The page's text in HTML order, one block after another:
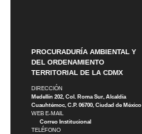
PROCURADURÍA AMBIENTAL Y
DEL ORDENAMIENTO
TERRITORIAL DE LA CDMX
DIRECCIÓN
Medellín 202, Col. Roma Sur, Alcaldía
Cuauhtémoc, C.P. 06700, Ciudad de México
WEB E-MAIL
Correo Institucional
TELÉFONO